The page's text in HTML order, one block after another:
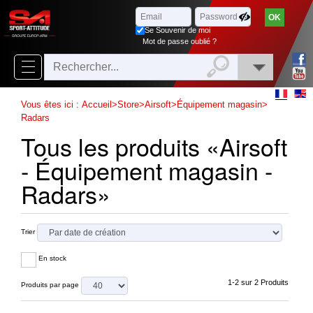
Parcourir
Nouveautés
Promotions
Top
ventes
Airsoft ‣
Paintball‣
Air
Comprimé
Outdoor
xFermer
Se Souvenir de moi
Mot de passe oublié ?
Vous êtes ici : Accueil >Store>Airsoft> Équipement magasin>
Radars
Tous les produits «Airsoft
- Équipement magasin -
Radars»
Trier
En stock
Produits par page 1-2 sur 2 Produits